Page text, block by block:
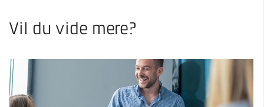
Vil du vide mere?